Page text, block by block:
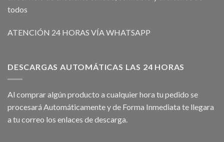
todos
ATENCIÓN 24 HORAS VÍA WHATSAPP
DESCARGAS AUTOMÁTICAS LAS 24 HORAS
Al comprar algún producto a cualquier hora tu pedido se
procesará Automáticamente y de Forma Inmediata te llegara
a tu correo los enlaces de descarga.